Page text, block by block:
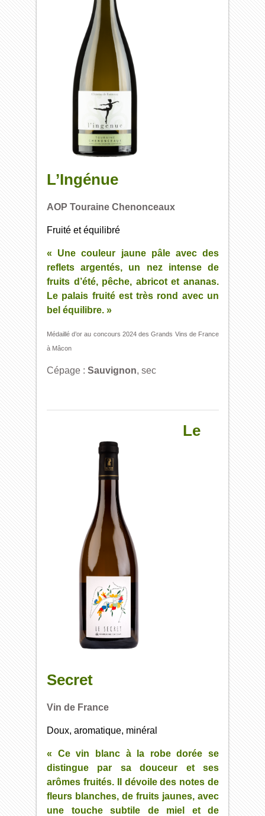
L’Ingénue
AOP Touraine Chenonceaux
Fruité et équilibré
« Une couleur jaune pâle avec des
reflets argentés, un nez intense de
fruits d’été, pêche, abricot et ananas.
Le palais fruité est très rond avec un
bel équilibre. »
Médaillé d’or au concours 2024 des Grands Vins de France
à Mâcon
Cépage : Sauvignon, sec
Le
Secret
Vin de France
Doux, aromatique, minéral
« Ce vin blanc à la robe dorée se
distingue par sa douceur et ses
arômes fruités. Il dévoile des notes de
fleurs blanches, de fruits jaunes, avec
une touche subtile de miel et de